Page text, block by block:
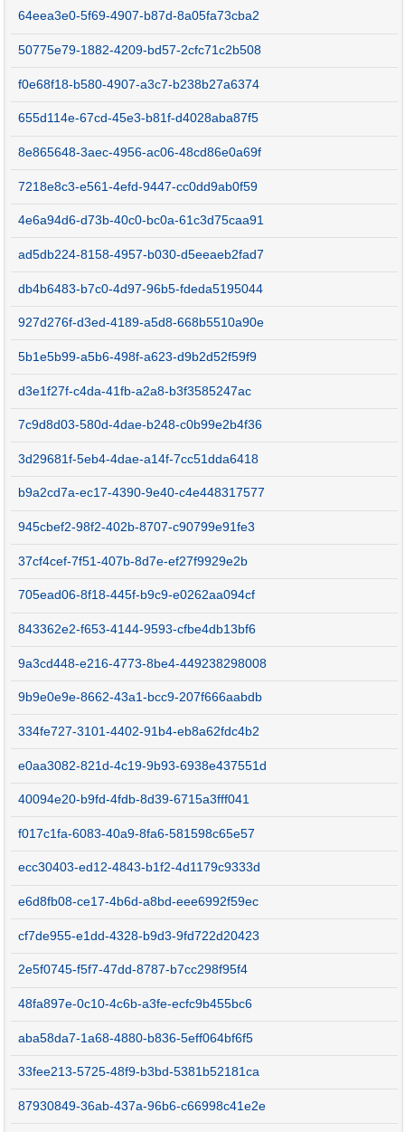
64eea3e0-5f69-4907-b87d-8a05fa73cba2
50775e79-1882-4209-bd57-2cfc71c2b508
f0e68f18-b580-4907-a3c7-b238b27a6374
655d114e-67cd-45e3-b81f-d4028aba87f5
8e865648-3aec-4956-ac06-48cd86e0a69f
7218e8c3-e561-4efd-9447-cc0dd9ab0f59
4e6a94d6-d73b-40c0-bc0a-61c3d75caa91
ad5db224-8158-4957-b030-d5eeaeb2fad7
db4b6483-b7c0-4d97-96b5-fdeda5195044
927d276f-d3ed-4189-a5d8-668b5510a90e
5b1e5b99-a5b6-498f-a623-d9b2d52f59f9
d3e1f27f-c4da-41fb-a2a8-b3f3585247ac
7c9d8d03-580d-4dae-b248-c0b99e2b4f36
3d29681f-5eb4-4dae-a14f-7cc51dda6418
b9a2cd7a-ec17-4390-9e40-c4e448317577
945cbef2-98f2-402b-8707-c90799e91fe3
37cf4cef-7f51-407b-8d7e-ef27f9929e2b
705ead06-8f18-445f-b9c9-e0262aa094cf
843362e2-f653-4144-9593-cfbe4db13bf6
9a3cd448-e216-4773-8be4-449238298008
9b9e0e9e-8662-43a1-bcc9-207f666aabdb
334fe727-3101-4402-91b4-eb8a62fdc4b2
e0aa3082-821d-4c19-9b93-6938e437551d
40094e20-b9fd-4fdb-8d39-6715a3fff041
f017c1fa-6083-40a9-8fa6-581598c65e57
ecc30403-ed12-4843-b1f2-4d1179c9333d
e6d8fb08-ce17-4b6d-a8bd-eee6992f59ec
cf7de955-e1dd-4328-b9d3-9fd722d20423
2e5f0745-f5f7-47dd-8787-b7cc298f95f4
48fa897e-0c10-4c6b-a3fe-ecfc9b455bc6
aba58da7-1a68-4880-b836-5eff064bf6f5
33fee213-5725-48f9-b3bd-5381b52181ca
87930849-36ab-437a-96b6-c66998c41e2e